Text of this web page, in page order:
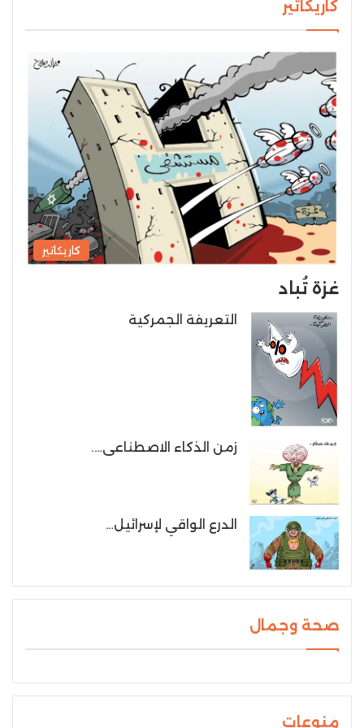
كاريكاتير
كاريكاتير
غزة تُباد
التعريفة الجمركية
زمن الذكاء الاصطناعى….
الدرع الواقي لإسرائيل…
صحة وجمال
منوعات